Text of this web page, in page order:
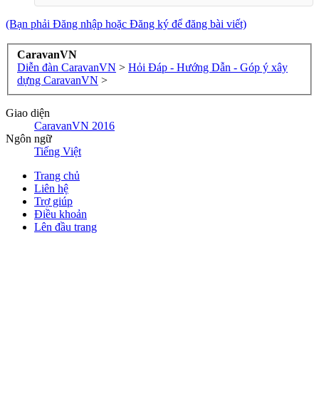
(Bạn phải Đăng nhập hoặc Đăng ký để đăng bài viết)
CaravanVN
Diễn đàn CaravanVN > Hỏi Đáp - Hướng Dẫn - Góp ý xây
dựng CaravanVN >
Giao diện
CaravanVN 2016
Ngôn ngữ
Tiếng Việt
Trang chủ
Liên hệ
Trợ giúp
Điều khoản
Lên đầu trang